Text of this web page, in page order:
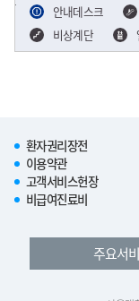
안내데스크
비상계단
환자권리장전
이용약관
고객서비스헌장
비급여진료비
주요서